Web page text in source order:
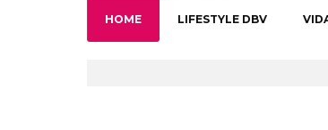
HOME LIFESTYLE DBV